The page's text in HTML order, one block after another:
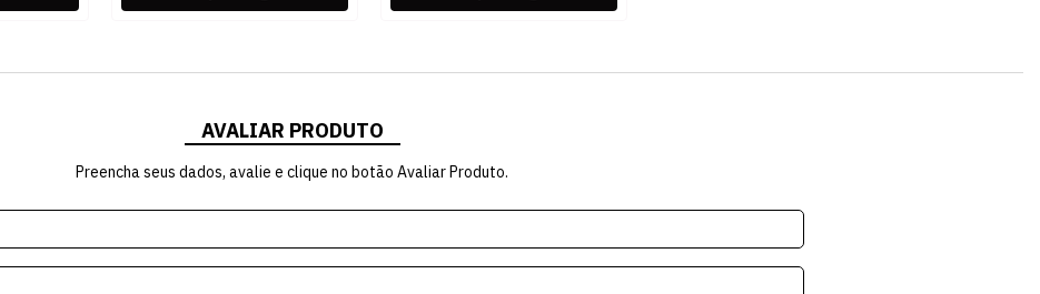
AVALIAR PRODUTO
Preencha seus dados, avalie e clique no botão Avaliar Produto.